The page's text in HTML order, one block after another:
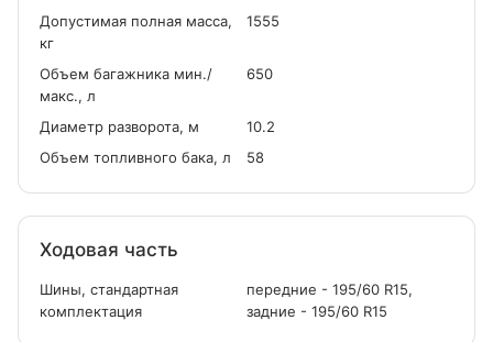
Допустимая полная масса,
кг
1555
Объем багажника мин./
макс., л
650
Диаметр разворота, м
10.2
Объем топливного бака, л
58
Ходовая часть
Шины, стандартная
комплектация
передние - 195/60 R15,
задние - 195/60 R15